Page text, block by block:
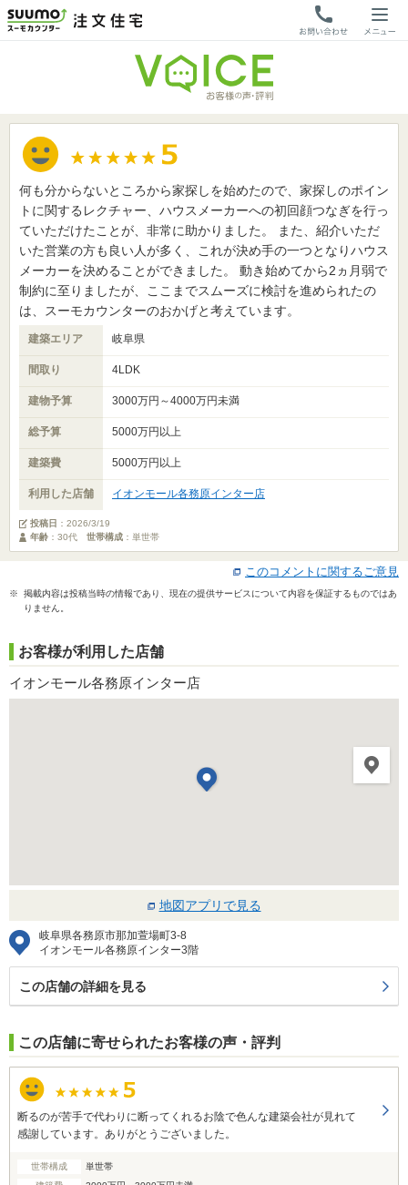
何も分からないところから家探しを始めたので、家探しのポイン
トに関するレクチャー、ハウスメーカーへの初回顔つなぎを行っ
ていただけたことが、非常に助かりました。 また、紹介いただ
いた営業の方も良い人が多く、これが決め手の一つとなりハウス
メーカーを決めることができました。 動き始めてから2ヵ月弱で
制約に至りましたが、ここまでスムーズに検討を進められたの
は、スーモカウンターのおかげと考えています。
建築エリア 岐阜県
間取り 4LDK
建物予算 3000万円～4000万円未満
総予算 5000万円以上
建築費 5000万円以上
利用した店舗 イオンモール各務原インター店
投稿日 ： 2026/3/19
年齢 ：30代 世帯構成 ：単世帯
このコメントに関するご意見
※ 掲載内容は投稿当時の情報であり、現在の提供サービスについて内容を保証するものではあ
りません。
お客様が利用した店舗
イオンモール各務原インター店
地図アプリで見る
岐阜県各務原市那加萱場町3-8
イオンモール各務原インター3階
この店舗の詳細を見る
この店舗に寄せられたお客様の声・評判
断るのが苦手で代わりに断ってくれるお陰で色んな建築会社が見れて
感謝しています。ありがとうございました。
世帯構成
単世帯